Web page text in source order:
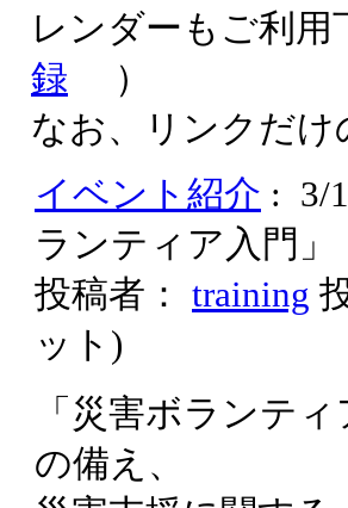
レンダーもご利
録 ）
なお、リンクだ
イベント紹介 : 3/
ランティア入門」
投稿者： training
ット )
「災害ボランテ
の備え、